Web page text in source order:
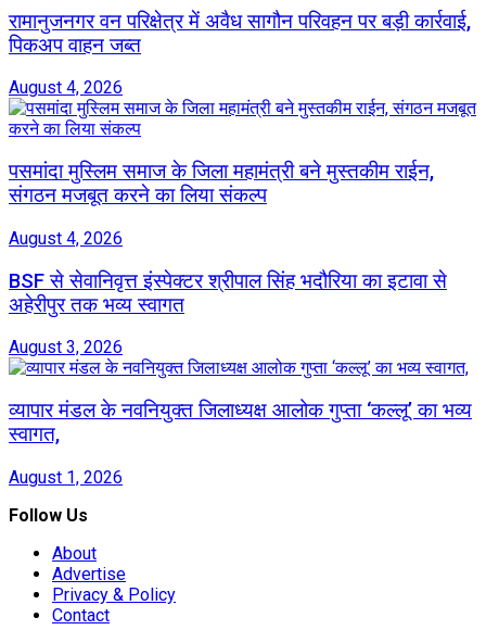
रामानुजनगर वन परिक्षेत्र में अवैध सागौन परिवहन पर बड़ी कार्रवाई,
पिकअप वाहन जब्त
August 4, 2026
पसमांदा मुस्लिम समाज के जिला महामंत्री बने मुस्तकीम राईन,
संगठन मजबूत करने का लिया संकल्प
August 4, 2026
BSF से सेवानिवृत्त इंस्पेक्टर श्रीपाल सिंह भदौरिया का इटावा से
अहेरीपुर तक भव्य स्वागत
August 3, 2026
व्यापार मंडल के नवनियुक्त जिलाध्यक्ष आलोक गुप्ता ‘कल्लू’ का भव्य
स्वागत,
August 1, 2026
Follow Us
About
Advertise
Privacy & Policy
Contact